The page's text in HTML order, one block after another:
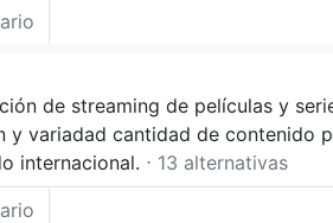
de streaming de películas y
y variadad cantidad de contenido
internacional. ⋅ 13 alternativas